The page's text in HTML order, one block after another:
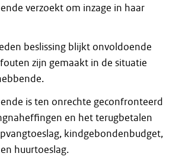
verzoekt om inzage in haar
beslissing blijkt onvoldoende
zijn gemaakt in de situatie
is ten onrechte geconfronteerd
en het terugbetalen
kindgebondenbudget,
huurtoeslag.